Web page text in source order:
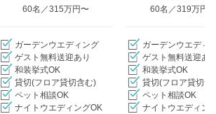
60名／315万円〜
60名／319万円〜
ガーデンウエディング
ゲスト無料送迎あり
和装挙式OK
貸切(フロア貸切含む)
ペット相談OK
ナイトウエディングOK
ガーデンウエディ
ゲスト無料送迎あ
和装挙式OK
貸切(フロア貸切含
ペット相談OK
ナイトウエディン